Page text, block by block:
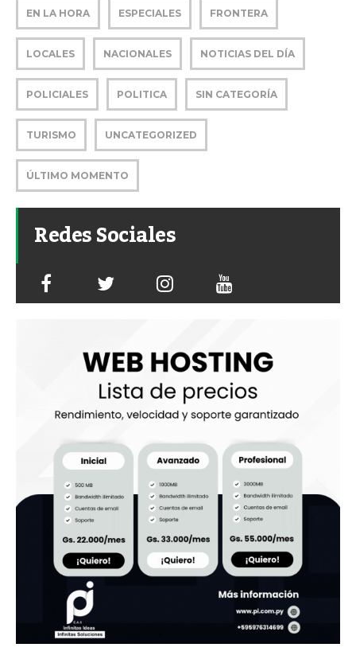
EN LA HORA ESPECIALES FRONTERA
LOCALES NACIONALES NOTICIAS DEL DÍA
POLICIALES POLITICA SIN CATEGORÍA
TURISMO UNCATEGORIZED
ÚLTIMO MOMENTO
Redes Sociales